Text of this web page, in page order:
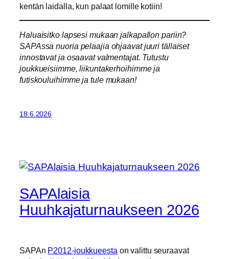
kentän laidalla, kun palaat lomille kotiin!
Haluaisitko lapsesi mukaan jalkapallon pariin?
SAPAssa nuoria pelaajia ohjaavat juuri tällaiset
innostavat ja osaavat valmentajat. Tutustu
joukkueisiimme, liikuntakerhoihimme ja
futiskouluihimme ja tule mukaan!
18.6.2026
SAPAlaisia
Huuhkajaturnaukseen 2026
SAPAn P2012-joukkueesta on valittu seuraavat